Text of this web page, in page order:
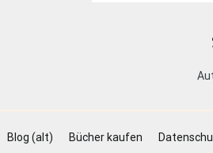
Blog (alt) Bücher kaufen